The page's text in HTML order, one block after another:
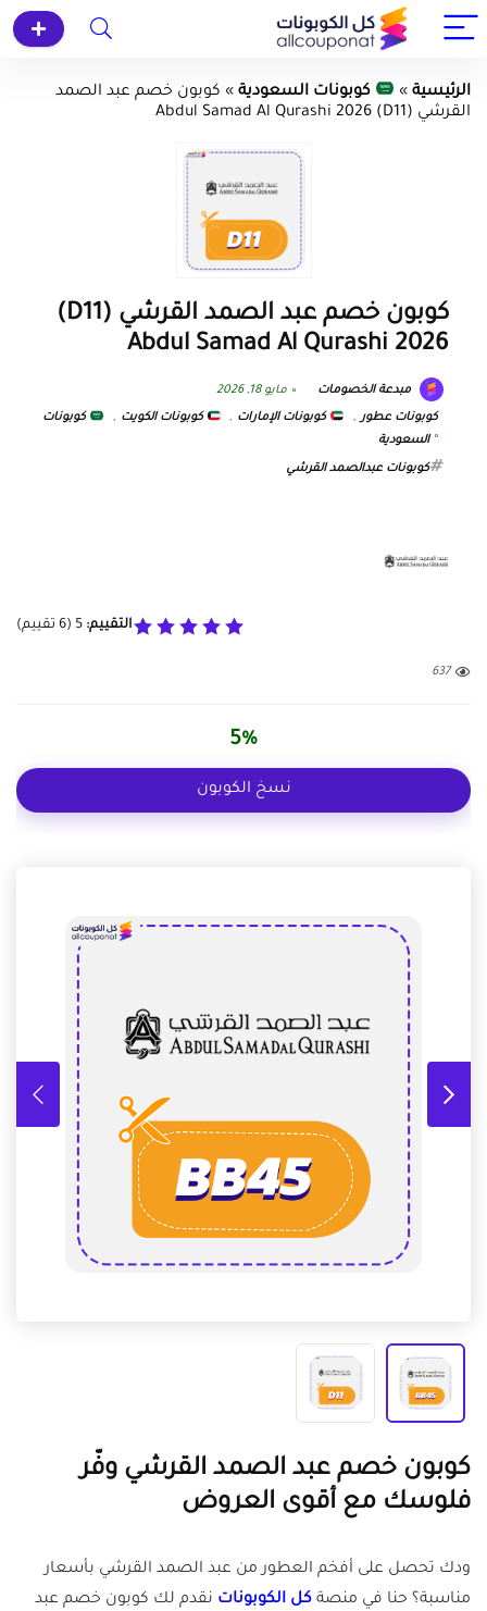
الرئيسية » كوبونات السعودية » كوبون خصم عبد الصمد
القرشي (D11) Abdul Samad Al Qurashi 2026
كوبون خصم عبد الصمد القرشي (D11)
Abdul Samad Al Qurashi 2026
مبدعة الخصومات مايو 18, 2026
كوبونات عطور , كوبونات الإمارات , كوبونات الكويت ,
كوبونات
السعودية
كوبونات عبدالصمد القرشي
التقييم: 5
(
6 تقييم)
637
5%
نسخ الكوبون
كوبون خصم عبد الصمد القرشي وفّر
فلوسك مع أقوى العروض
ودك تحصل على أفخم العطور من عبد الصمد القرشي بأسعار
مناسبة؟ حنا في منصة كل الكوبونات نقدم لك كوبون خصم عبد